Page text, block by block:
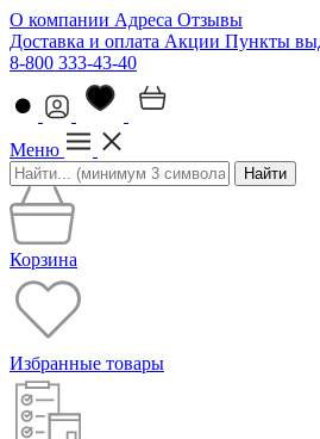
О компании Адреса Отзывы
Доставка и оплата Акции Пункты
8-800 333-43-40
Меню
Найти
Корзина
Избранные товары